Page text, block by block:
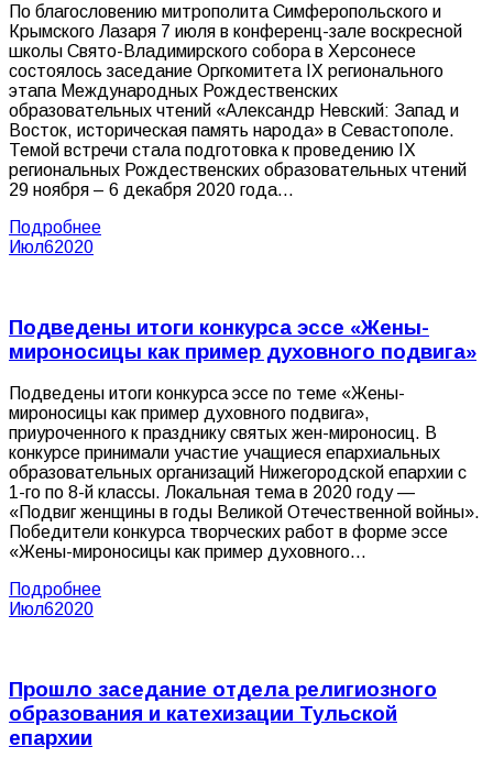
По благословению митрополита Симферопольского и
Крымского Лазаря 7 июля в конференц-зале воскресной
школы Свято-Владимирского собора в Херсонесе
состоялось заседание Оргкомитета IX регионального
этапа Международных Рождественских
образовательных чтений «Александр Невский: Запад и
Восток, историческая память народа» в Севастополе.
Темой встречи стала подготовка к проведению IX
региональных Рождественских образовательных чтений
29 ноября – 6 декабря 2020 года…
Подробнее
Июл62020
Подведены итоги конкурса эссе «Жены-
мироносицы как пример духовного подвига»
Подведены итоги конкурса эссе по теме «Жены-
мироносицы как пример духовного подвига»,
приуроченного к празднику святых жен-мироносиц. В
конкурсе принимали участие учащиеся епархиальных
образовательных организаций Нижегородской епархии с
1-го по 8-й классы. Локальная тема в 2020 году —
«Подвиг женщины в годы Великой Отечественной войны».
Победители конкурса творческих работ в форме эссе
«Жены-мироносицы как пример духовного…
Подробнее
Июл62020
Прошло заседание отдела религиозного
образования и катехизации Тульской
епархии